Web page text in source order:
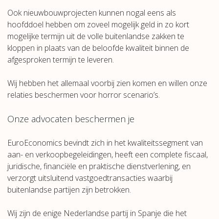
Ook nieuwbouwprojecten kunnen nogal eens als
hoofddoel hebben om zoveel mogelijk geld in zo kort
mogelijke termijn uit de volle buitenlandse zakken te
kloppen in plaats van de beloofde kwaliteit binnen de
afgesproken termijn te leveren.
Wij hebben het allemaal voorbij zien komen en willen onze
relaties beschermen voor horror scenario’s.
Onze advocaten beschermen je
EuroEconomics bevindt zich in het kwaliteitssegment van
aan- en verkoopbegeleidingen, heeft een complete fiscaal,
juridische, financiële en praktische dienstverlening, en
verzorgt uitsluitend vastgoedtransacties waarbij
buitenlandse partijen zijn betrokken.
Wij zijn de enige Nederlandse partij in Spanje die het